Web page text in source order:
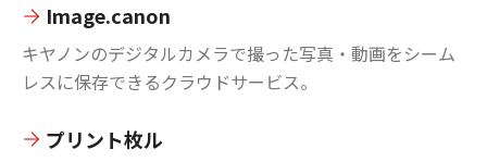
Image.canon
キヤノンのデジタルカメラで撮った写真・動画をシーム
レスに保存できるクラウドサービス。
プリント枚ル